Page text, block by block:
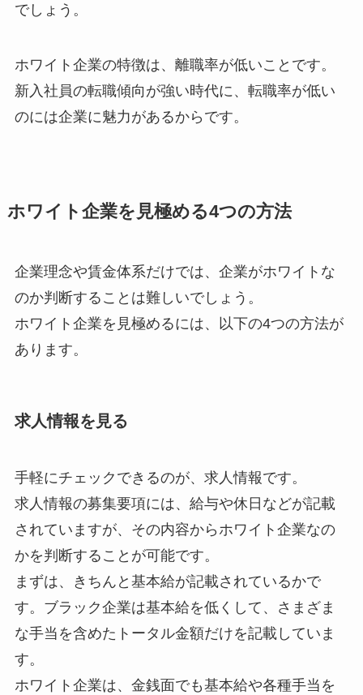
でしょう。
ホワイト企業の特徴は、離職率が低いことです。
新入社員の転職傾向が強い時代に、転職率が低い
のには企業に魅力があるからです。
ホワイト企業を見極める4つの方法
企業理念や賃金体系だけでは、企業がホワイトな
のか判断することは難しいでしょう。
ホワイト企業を見極めるには、以下の4つの方法が
あります。
求人情報を見る
手軽にチェックできるのが、求人情報です。
求人情報の募集要項には、給与や休日などが記載
されていますが、その内容からホワイト企業なの
かを判断することが可能です。
まずは、きちんと基本給が記載されているかで
す。ブラック企業は基本給を低くして、さまざま
な手当を含めたトータル金額だけを記載していま
す。
ホワイト企業は、金銭面でも基本給や各種手当を